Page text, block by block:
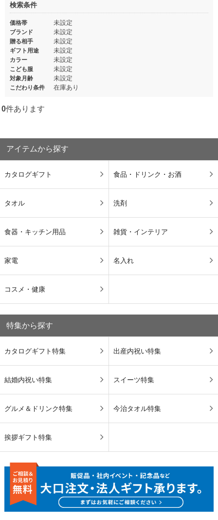
検索条件
価格帯 未設定
ブランド 未設定
贈る相手 未設定
ギフト用途 未設定
カラー 未設定
こども服 未設定
対象月齢 未設定
こだわり条件 在庫あり
0件あります
アイテムから探す
カタログギフト 食品・ドリンク・お酒
タオル 洗剤
食器・キッチン用品 雑貨・インテリア
家電 名入れ
コスメ・健康
特集から探す
カタログギフト特集 出産内祝い特集
結婚内祝い特集 スイーツ特集
グルメ＆ドリンク特集 今治タオル特集
挨拶ギフト特集